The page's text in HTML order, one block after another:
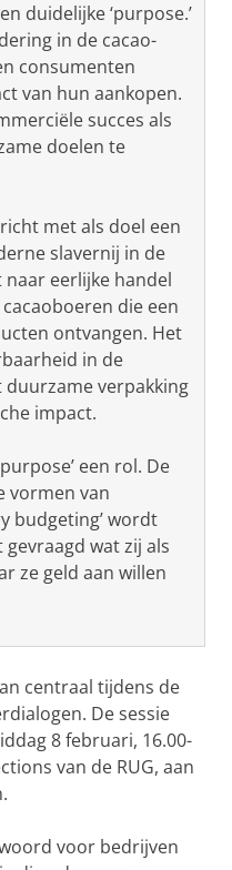
duidelijke ‘purpose.’
in de cacao-
consumenten
van hun aankopen.
succes als
doelen te
met als doel een
slavernij in de
eerlijke handel
die een
ontvangen. Het
in de
verpakking
impact.
een rol. De
vormen van
budgeting’ wordt
wat zij als
ze geld aan willen
centraal tijdens de
De sessie
8 februari, 16.00-
van de RUG, aan
voor bedrijven